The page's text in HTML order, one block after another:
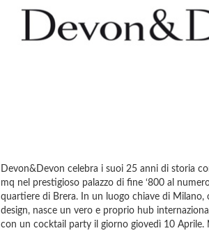
Devon&Devon celebra i suoi 25 anni di storia
mq nel prestigioso palazzo di fine ‘800 al
quartiere di Brera. In un luogo chiave di Milano,
design, nasce un vero e proprio hub
con un cocktail party il giorno giovedì 10 Aprile.